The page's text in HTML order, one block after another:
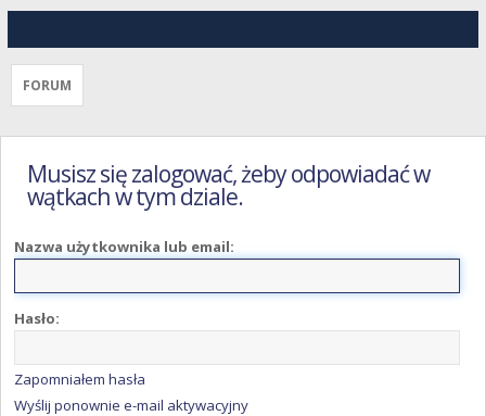
FORUM
Musisz się zalogować, żeby odpowiadać w
wątkach w tym dziale.
Nazwa użytkownika lub email:
Hasło:
Zapomniałem hasła
Wyślij ponownie e-mail aktywacyjny